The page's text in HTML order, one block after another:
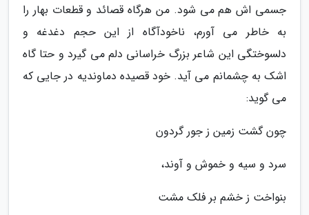
جسمی اش هم می شود. من هرگاه قصائد و قطعات بهار را
به خاطر می آورم، ناخودآگاه از این حجم دغدغه و
دلسوختگی این شاعر بزرگ خراسانی دلم می گیرد و حتا گاه
اشک به چشمانم می آید. خود قصیده دماوندیه در جایی که
می گوید:
چون گشت زمین ز جور گردون
سرد و سیه و خموش و آوند،
بنواخت ز خشم بر فلک مشت